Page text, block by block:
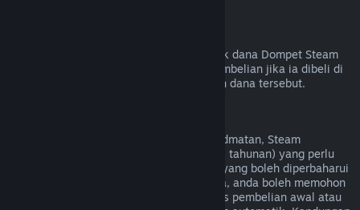
Anda boleh memohon bayaran balik untuk dana Dompet Steam
dalam masa empat belas hari selepas pembelian jika ia dibeli di
Steam dan jika anda belum menggunakan dana tersebut.
Untuk sesetengah kandungan dan perkhidmatan, Steam
menawarkan akses berkala (cth. bulanan, tahunan) yang perlu
dibayar secara berulang. Jika langganan yang boleh diperbaharui
tidak digunakan dalam kitaran bil semasa, anda boleh memohon
bayaran balik dalam masa 48 jam selepas pembelian awal atau